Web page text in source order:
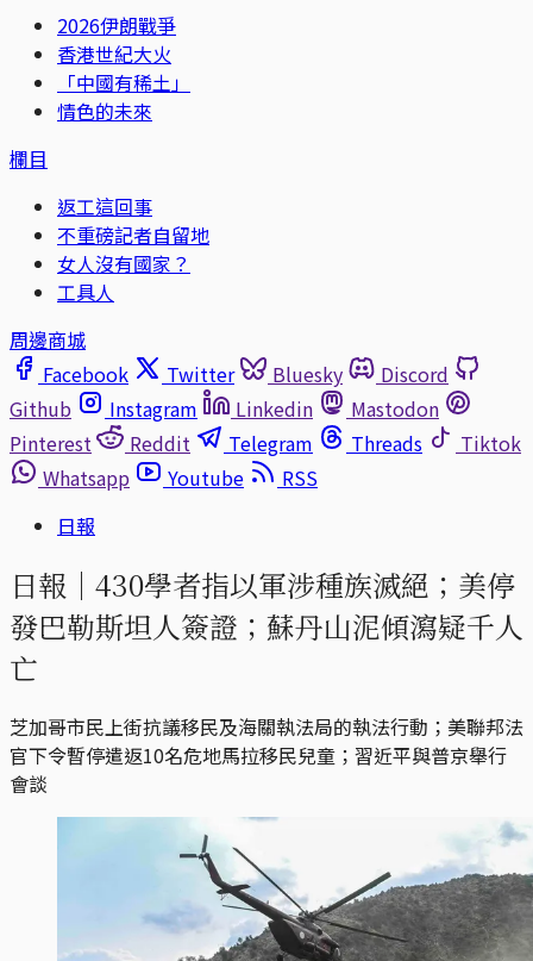
2026伊朗戰爭
香港世紀大火
「中國有稀土」
情色的未來
欄目
返工這回事
不重磅記者自留地
女人沒有國家？
工具人
周邊商城
Facebook
Twitter Bluesky
Discord
Github
Instagram Linkedin
Mastodon
Pinterest
Reddit Telegram Threads
Tiktok
Whatsapp
Youtube
RSS
日報
日報｜430學者指以軍涉種族滅絕；美停
發巴勒斯坦人簽證；蘇丹山泥傾瀉疑千人
亡
芝加哥市民上街抗議移民及海關執法局的執法行動；美聯邦法
官下令暫停遣返10名危地馬拉移民兒童；習近平與普京舉行
會談